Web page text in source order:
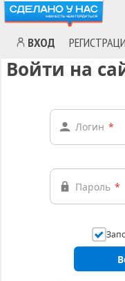
ВХОД
Войти на
Логин *
Пароль *